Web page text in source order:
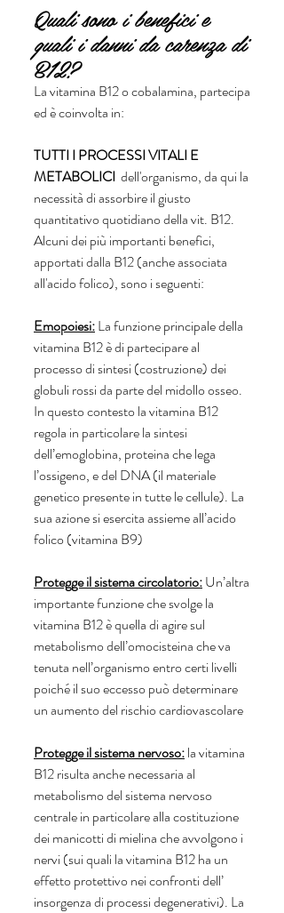
Quali sono i benefici e
quali i danni da carenza di
B12?
La vitamina B12 o cobalamina, partecipa
ed è coinvolta in:
TUTTI I PROCESSI VITALI E
METABOLICI
  dell'organismo, da qui la
necessità di assorbire il giusto
quantitativo quotidiano della vit. B12.
Alcuni dei più importanti benefici,
apportati dalla B12 (anche associata
all'acido folico), sono i seguenti:
Emopoiesi:La funzione principale della
vitamina B12 è di partecipare al
processo di sintesi (costruzione) dei
globuli rossi da parte del midollo osseo.
In questo contesto la vitamina B12
regola in particolare la sintesi
dell’emoglobina, proteina che lega
l’ossigeno, e del DNA (il materiale
genetico presente in tutte le cellule). La
sua azione si esercita assieme all’acido
folico (vitamina B9)
Protegge il sistema circolatorio:Un’altra
importante funzione che svolge la
vitamina B12 è quella di agire sul
metabolismo dell’omocisteina che va
tenuta nell’organismo entro certi livelli
poiché il suo eccesso può determinare
un aumento del rischio cardiovascolare
Protegge il sistema nervoso:la vitamina
B12 risulta anche necessaria al
metabolismo del sistema nervoso
centrale in particolare alla costituzione
dei manicotti di mielina che avvolgono i
nervi (sui quali la vitamina B12 ha un
effetto protettivo nei confronti dell’
insorgenza di processi degenerativi). La